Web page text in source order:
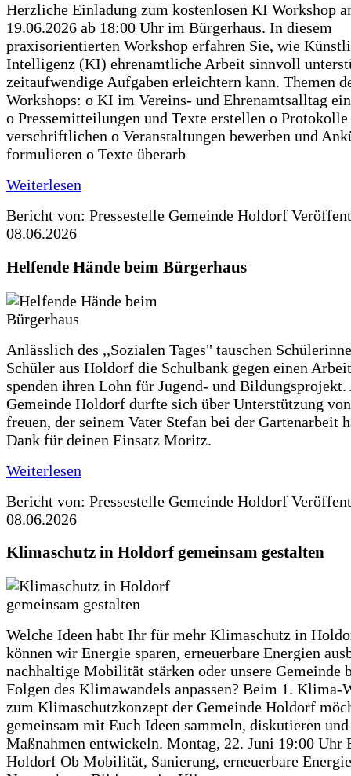
Herzliche Einladung zum kostenlosen KI Workshop
19.06.2026 ab 18:00 Uhr im Bürgerhaus. In diesem
praxisorientierten Workshop erfahren Sie, wie
Intelligenz (KI) ehrenamtliche Arbeit sinnvoll
zeitaufwendige Aufgaben erleichtern kann. Themen
Workshops: o KI im Vereins- und Ehrenamtsalltag
o Pressemitteilungen und Texte erstellen o
verschriftlichen o Veranstaltungen bewerben und
formulieren o Texte überarb
Weiterlesen
Bericht von: Pressestelle Gemeinde Holdorf
08.06.2026
Helfende Hände beim Bürgerhaus
Anlässlich des ,,Sozialen Tages" tauschen
Schüler aus Holdorf die Schulbank gegen einen
spenden ihren Lohn für Jugend- und Bildungsprojekt.
Gemeinde Holdorf durfte sich über Unterstützung
freuen, der seinem Vater Stefan bei der Gartenarbeit
Dank für deinen Einsatz Moritz.
Weiterlesen
Bericht von: Pressestelle Gemeinde Holdorf
08.06.2026
Klimaschutz in Holdorf gemeinsam gestalten
Welche Ideen habt Ihr für mehr Klimaschutz in
können wir Energie sparen, erneuerbare Energien
nachhaltige Mobilität stärken oder unsere Gemeinde
Folgen des Klimawandels anpassen? Beim 1. Klima-
zum Klimaschutzkonzept der Gemeinde Holdorf
gemeinsam mit Euch Ideen sammeln, diskutieren
Maßnahmen entwickeln. Montag, 22. Juni 19:00 Uhr
Holdorf Ob Mobilität, Sanierung, erneuerbare